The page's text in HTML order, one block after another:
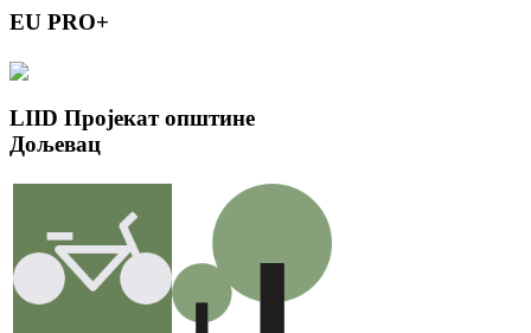
EU PRO+
LIID Пројекат општине
Дољевац